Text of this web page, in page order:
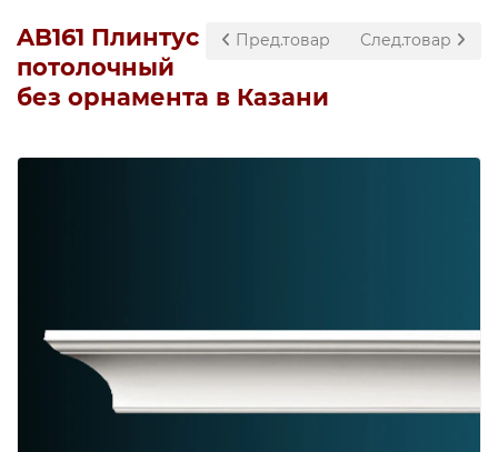
Пред.товар След.товар
AB161 Плинтус
потолочный
без орнамента в Казани